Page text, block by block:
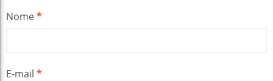
Nome*
E-mail *